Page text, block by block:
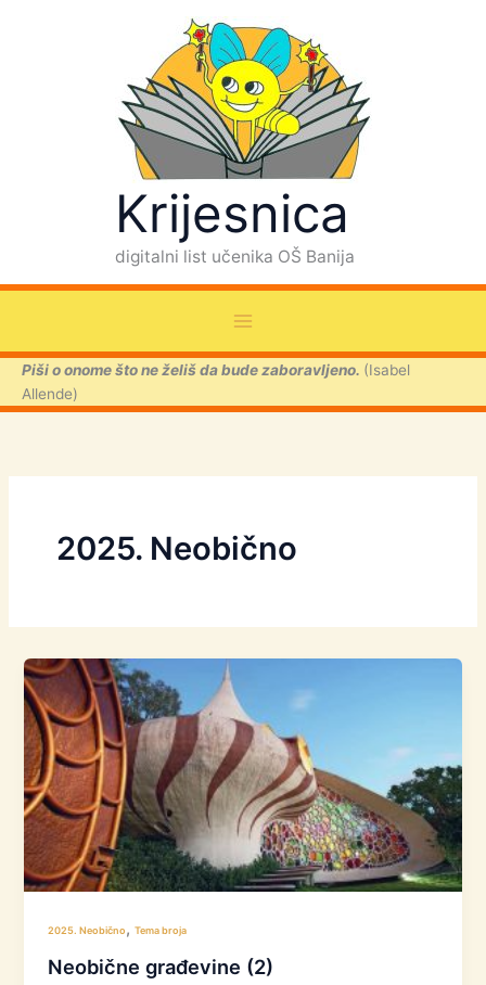
Krijesnica
digitalni list učenika OŠ Banija
Piši o onome što ne želiš da bude zaboravljeno. (Isabel
Allende)
2025. Neobično
2025. Neobično,Tema broja
Neobične građevine (2)